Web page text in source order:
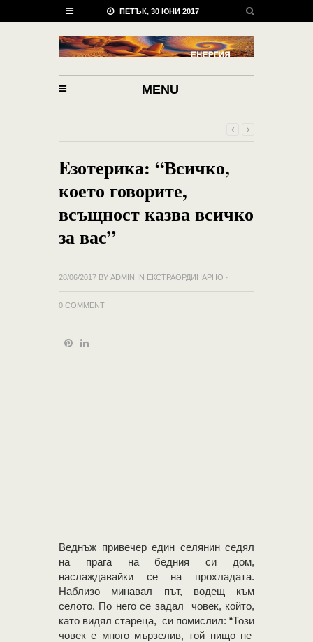
ПЕТЪК, 30 ЮНИ 2017
MENU
Eзотерика: “Всичко,
което говорите,
всъщност казва всичко
за вас”
28/06/2017 BY ADMIN IN ЕКСТРАОРДИНАРНО ·
0 COMMENT
Веднъж привечер един селянин седял
на прага на бедния си дом,
наслаждавайки се на прохладата.
Наблизо минавал път, водещ към
селото. По него се задал човек, който,
като видял стареца, си помислил: “Този
човек е много мързелив, той нищо не